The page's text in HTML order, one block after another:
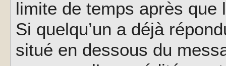
limite de temps après
Si quelqu’un a déjà
situé en dessous du